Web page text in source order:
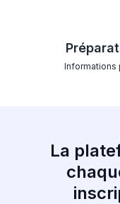
Informations
La